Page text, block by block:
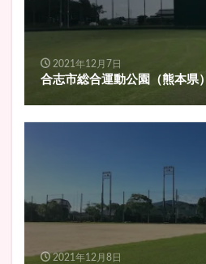
2021年12月7日
合志市総合運動公園（熊本県）
2021年12月8日